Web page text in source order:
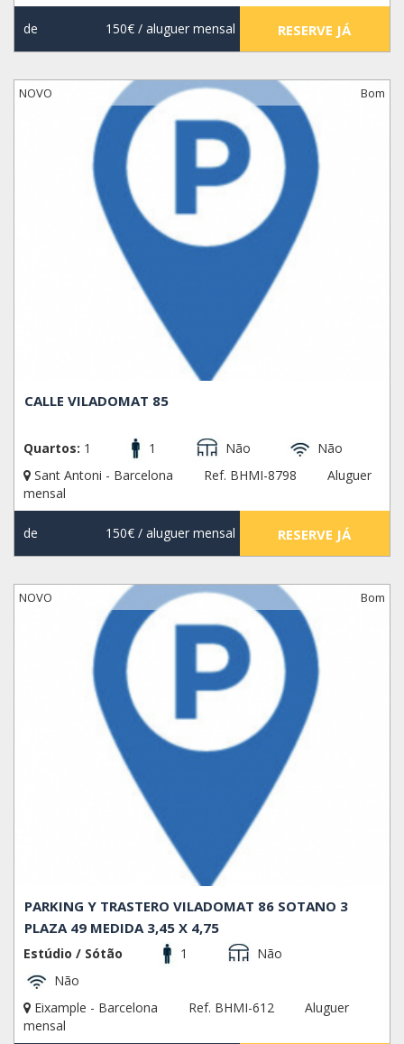
de 150€/ aluguer mensal RESERVE JÁ
NOVO Bom
CALLE VILADOMAT 85
Quartos: 1 1 Não
Não
Sant Antoni - Barcelona
Ref. BHMI-8798
Aluguer
mensal
de 150€/ aluguer mensal RESERVE JÁ
NOVO Bom
PARKING Y TRASTERO VILADOMAT 86 SOTANO 3
PLAZA 49 MEDIDA 3,45 X 4,75
Estúdio / Sótão 1
Não
Não
Eixample - Barcelona
Ref. BHMI-612
Aluguer
mensal